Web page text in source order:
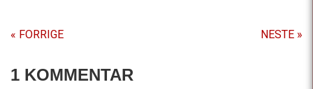
« FORRIGE NESTE »
1 KOMMENTAR